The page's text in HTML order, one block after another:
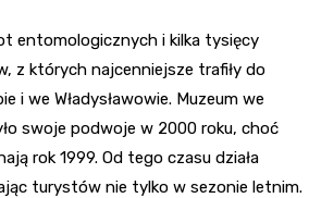
entomologicznych i kilka tysięcy
z których najcenniejsze trafiły do
i we Władysławowie. Muzeum we
swoje podwoje w 2000 roku, choć
rok 1999. Od tego czasu działa
turystów nie tylko w sezonie letnim.